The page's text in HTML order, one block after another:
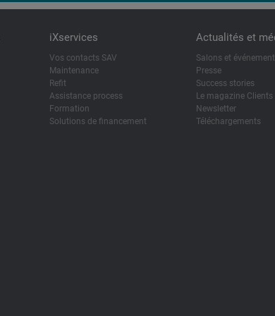
iXservices
Vos contacts SAV
Maintenance
Refit
Assistance process
Formation
Solutions de financement
Actualités et
Salons et
Presse
Success stories
Le magazine Clients
Newsletter
Téléchargements